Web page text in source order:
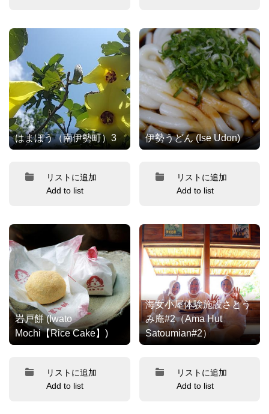
はまぼう（南伊勢町）3
リストに追加
Add to list
伊勢うどん (Ise Udon)
リストに追加
Add to list
岩戸餅 (Iwato
Mochi【Rice Cake】)
リストに追加
Add to list
海女小屋体験施設さとう
み庵#2（Ama Hut
Satoumian#2）
リストに追加
Add to list